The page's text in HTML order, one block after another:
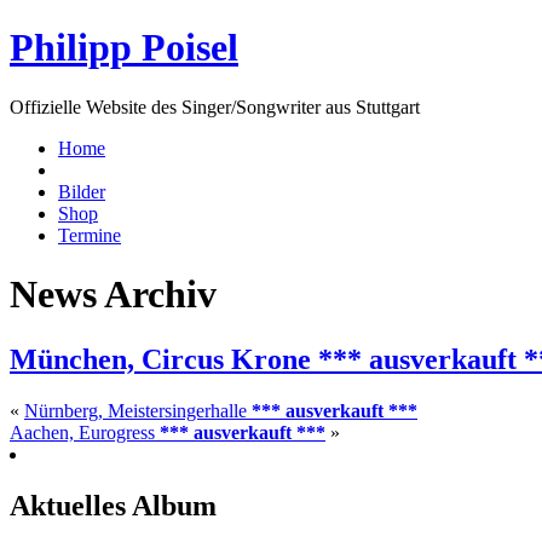
Philipp Poisel
Offizielle Website des Singer/Songwriter aus Stuttgart
Home
Bilder
Shop
Termine
News Archiv
München, Circus Krone *** ausverkauft
« Nürnberg, Meistersingerhalle *** ausverkauft ***
Aachen, Eurogress *** ausverkauft *** »
Aktuelles Album